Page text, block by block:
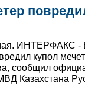
ИНТЕРФАКС -
купол
сообщил
Казахстана